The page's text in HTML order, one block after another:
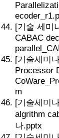
[기술 세미
CABAC
[기술세미
Processor
m
[기술세미
algrithm
나.pptx